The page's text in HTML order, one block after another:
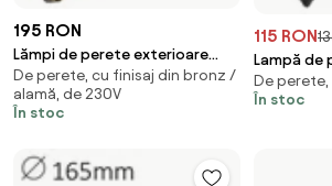
195 RON
Lămpi de perete exterioare
vintage aur antic - Antigua Up
De perete, cu finisaj din bronz /
alamă, de 230V
În stoc
115 RON
Lampă de
exterior
ST64 -
De perete,
În stoc